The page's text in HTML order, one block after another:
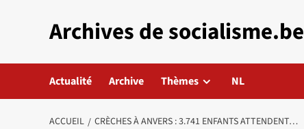
Archives de socialisme.be
Actualité Archive Thèmes NL
ACCUEIL CRÈCHES À ANVERS : 3.741 ENFANTS ATTENDENT…